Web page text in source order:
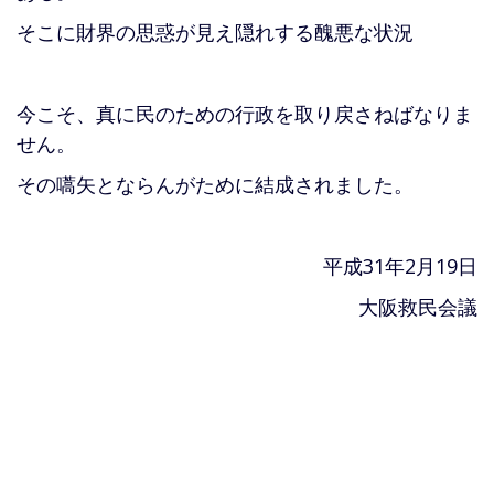
そこに財界の思惑が見え隠れする醜悪な状況
今こそ、真に民のための行政を取り戻さねばなりま
せん。
その嚆矢とならんがために結成されました。
平成31年2月19日
大阪救民会議